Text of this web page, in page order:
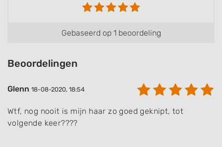
Gebaseerd op 1 beoordeling
Beoordelingen
Glenn 18-08-2020, 18:54
Wtf, nog nooit is mijn haar zo goed geknipt, tot
volgende keer????